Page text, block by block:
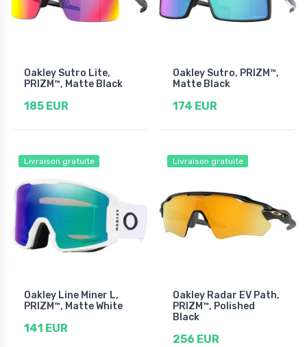
Oakley Sutro Lite,
PRIZM™, Matte Black
185 EUR
Oakley Sutro, PRIZM™,
Matte Black
174 EUR
Livraison gratuite
Oakley Line Miner L,
PRIZM™, Matte White
141 EUR
Livraison gratuite
Oakley Radar EV Path,
PRIZM™, Polished
Black
256 EUR